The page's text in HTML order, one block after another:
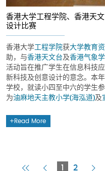
香港大学工程学院、香港天
设计比赛
香港大学工程学院获大学教育
助，与香港天文台及香港气象
活动旨在推广学生在信息科技
新科技及创意设计的意念。本
学校，就读小四至中六的学生
为油麻地天主教小学(海泓道)及
Read More
FirstPrevious
1
Current
2